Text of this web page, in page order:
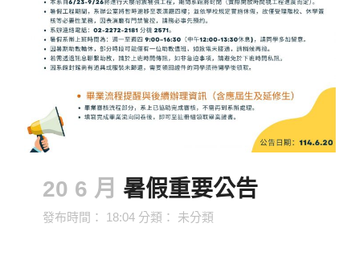
20 6 月 暑假重要公告
發布時間： 18:04 分類： 未分類